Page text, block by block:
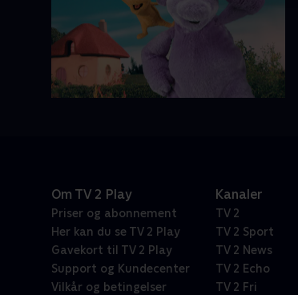
Om TV 2 Play
Priser og abonnement
Her kan du se TV 2 Play
Gavekort til TV 2 Play
Support og Kundecenter
Vilkår og betingelser
Kanaler
TV 2
TV 2 Sport
TV 2 News
TV 2 Echo
TV 2 Fri